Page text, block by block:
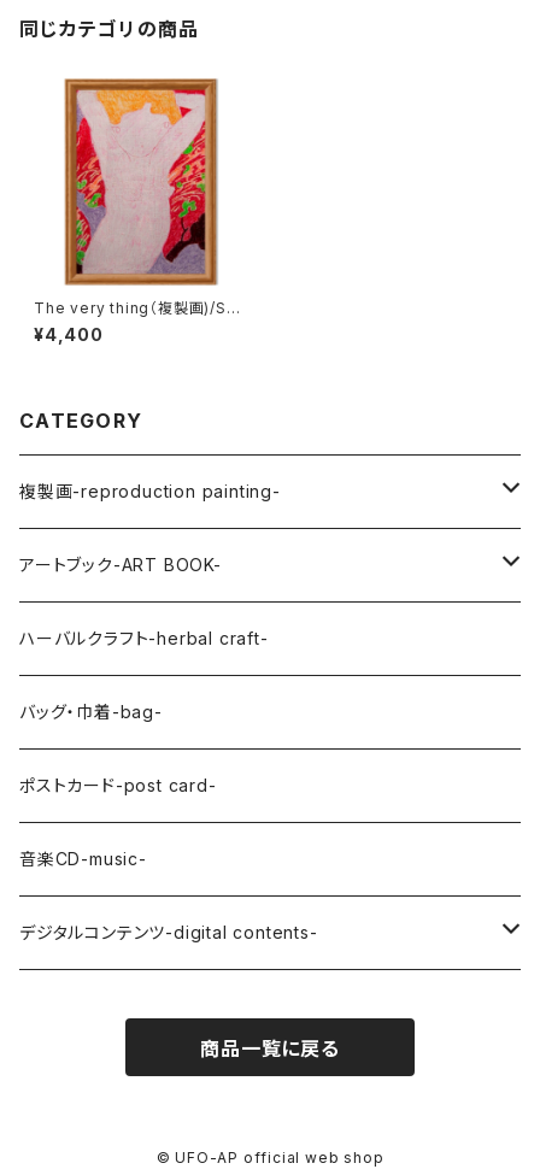
同じカテゴリの商品
The very thing（複製画)/SAY
ASONG
¥4,400
CATEGORY
複製画-reproduction painting-
SHINICHIRO ISHIOKA
SAYASONG
アートブック-ART BOOK-
SHINICHIRO ISHIOKA
ハーバルクラフト-herbal craft-
バッグ・巾着-bag-
ポストカード-post card-
音楽CD-music-
デジタルコンテンツ-digital contents-
オリジナルA-Z
商品一覧に戻る
© UFO-AP official web shop